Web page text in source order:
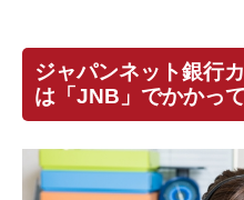
ジャパンネット銀行
は「JNB」でかかっ